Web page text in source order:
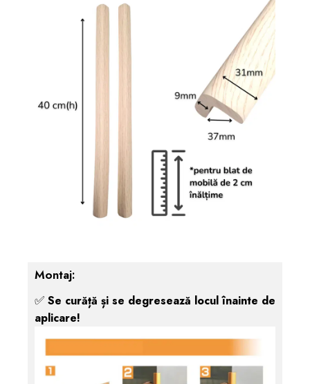
Montaj:
✅ Se curăță și se degresează locul înainte de
aplicare!